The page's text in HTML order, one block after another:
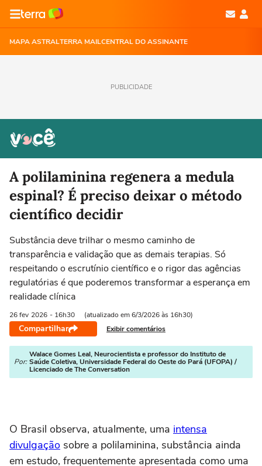
MAPA ASTRALTERRA MAILCENTRAL DO ASSINANTE
PUBLICIDADE
A polilaminina regenera a medula
espinal? É preciso deixar o método
científico decidir
Substância deve trilhar o mesmo caminho de
transparência e validação que as demais terapias. Só
respeitando o escrutínio científico e o rigor das agências
regulatórias é que poderemos transformar a esperança em
realidade clínica
26 fev 2026 - 16h30 (atualizado em 6/3/2026 às 16h30)
Compartilhar Exibir comentários
Por:
Walace Gomes Leal, Neurocientista e professor do Instituto de
Saúde Coletiva, Universidade Federal do Oeste do Pará (UFOPA) /
Licenciado de The Conversation
O Brasil observa, atualmente, uma intensa
divulgação sobre a polilaminina, substância ainda
em estudo, frequentemente apresentada como uma